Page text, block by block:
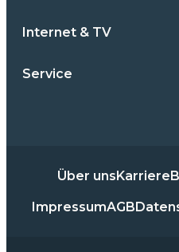
Internet & TV
Service
Über unsKarriere
ImpressumAGB